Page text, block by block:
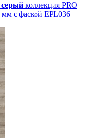
серый коллекция PRO
мм с фаской EPL036